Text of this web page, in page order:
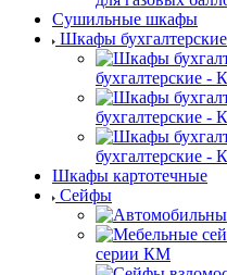
Сушильные шкафы
Шкафы бухгалтерские
бухгалтерские -
бухгалтерские -
бухгалтерские -
Шкафы картотечные
Сейфы
серии КМ